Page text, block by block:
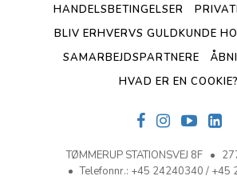
HANDELSBETINGELSER
BLIV ERHVERVS GULDKUNDE
SAMARBEJDSPARTNERE
HVAD ER EN COOKIE?
TØMMERUP STATIONSVEJ 8F
Telefonnr.: +45 24240340 / +45